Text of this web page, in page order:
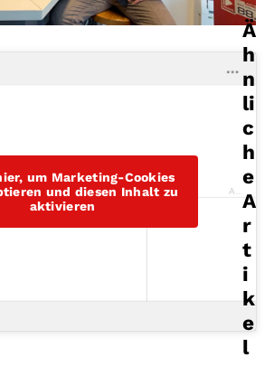
Antenne Bad Kreuznach
Ä
H
N
Li
C
H
E
A
R
T
I
K
E
L
um Marketing-Cookies
und diesen Inhalt zu
aktivieren